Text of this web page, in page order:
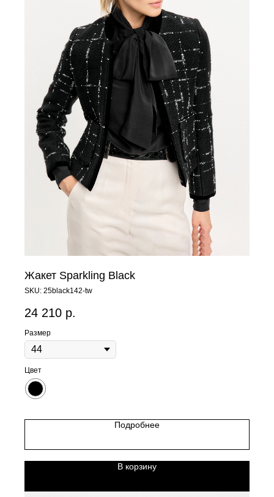
Жакет Sparkling Black
SKU: 25black142-tw
24 210 р.
Размер
Цвет
Подробнее
В корзину